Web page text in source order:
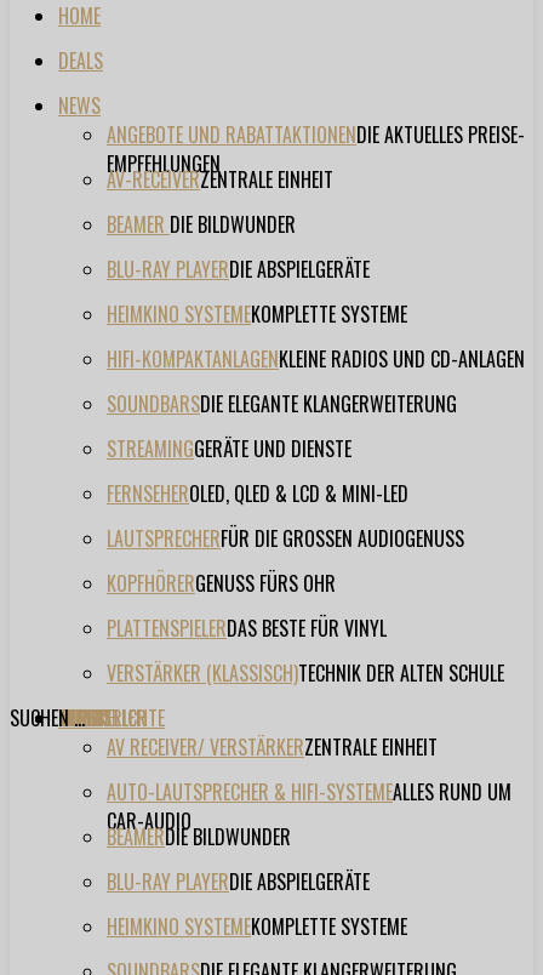
HOME
DEALS
NEWS
ANGEBOTE UND RABATTAKTIONENDIE AKTUELLES PREISE-
EMPFEHLUNGEN
AV-RECEIVERZENTRALE EINHEIT
BEAMER DIE BILDWUNDER
BLU-RAY PLAYERDIE ABSPIELGERÄTE
HEIMKINO SYSTEMEKOMPLETTE SYSTEME
HIFI-KOMPAKTANLAGENKLEINE RADIOS UND CD-ANLAGEN
SOUNDBARSDIE ELEGANTE KLANGERWEITERUNG
STREAMINGGERÄTE UND DIENSTE
FERNSEHEROLED, QLED & LCD & MINI-LED
LAUTSPRECHERFÜR DIE GROSSEN AUDIOGENUSS
KOPFHÖRERGENUSS FÜRS OHR
PLATTENSPIELERDAS BESTE FÜR VINYL
VERSTÄRKER (KLASSISCH)TECHNIK DER ALTEN SCHULE
TESTBERICHTE
AV RECEIVER/ VERSTÄRKERZENTRALE EINHEIT
AUTO-LAUTSPRECHER & HIFI-SYSTEMEALLES RUND UM
CAR-AUDIO
BEAMERDIE BILDWUNDER
BLU-RAY PLAYERDIE ABSPIELGERÄTE
HEIMKINO SYSTEMEKOMPLETTE SYSTEME
FORUM
FILME
VIDEOS
HERSTELLER
EVENT
SUCHEN ...